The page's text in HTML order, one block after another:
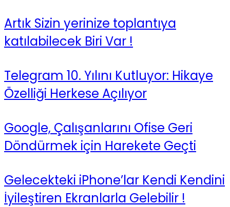
Artık Sizin yerinize toplantıya
katılabilecek Biri Var !
Telegram 10. Yılını Kutluyor: Hikaye
Özelliği Herkese Açılıyor
Google, Çalışanlarını Ofise Geri
Döndürmek için Harekete Geçti
Gelecekteki iPhone’lar Kendi Kendini
İyileştiren Ekranlarla Gelebilir !